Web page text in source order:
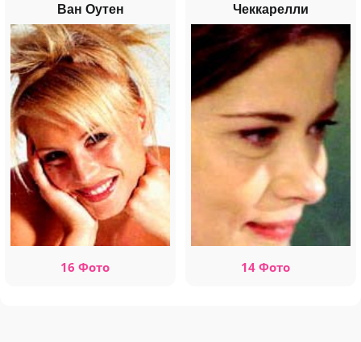
Ван Оутен
16 Фото
Чеккарелли
14 Фото